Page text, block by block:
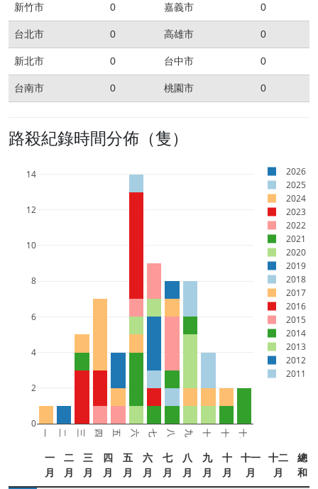
新竹市 0 嘉義市 0
台北市 0 高雄市 0
新北市 0 台中市 0
台南市 0 桃園市 0
路殺紀錄時間分佈（隻）
一月 二月 三月 四月 五月 六月 七月 八月 九月 十月 十一月 十二月
0
2
4
6
8
10
12
14
2026
2025
2024
2023
2022
2021
2020
2019
2018
2017
2016
2015
2014
2013
2012
2011
一
月
二
月
三
月
四
月
五
月
六
月
七
月
八
月
九
月
十
月
十一
月
十二
月
總
和